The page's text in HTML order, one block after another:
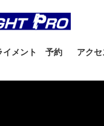
イメント 予約 アク